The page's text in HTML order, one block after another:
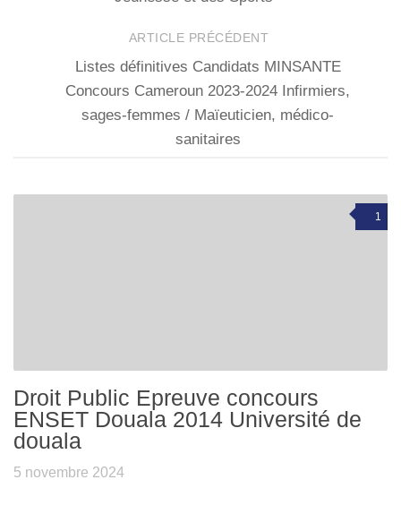
ARTICLE PRÉCÉDENT
Listes définitives Candidats MINSANTE
Concours Cameroun 2023-2024 Infirmiers,
sages-femmes / Maïeuticien, médico-
sanitaires
1
Droit Public Epreuve concours
ENSET Douala 2014 Université de
douala
5 novembre 2024